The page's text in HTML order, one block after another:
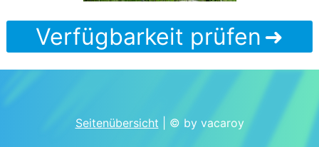
Verfügbarkeit prüfen
Seitenübersicht | © by vacaroy